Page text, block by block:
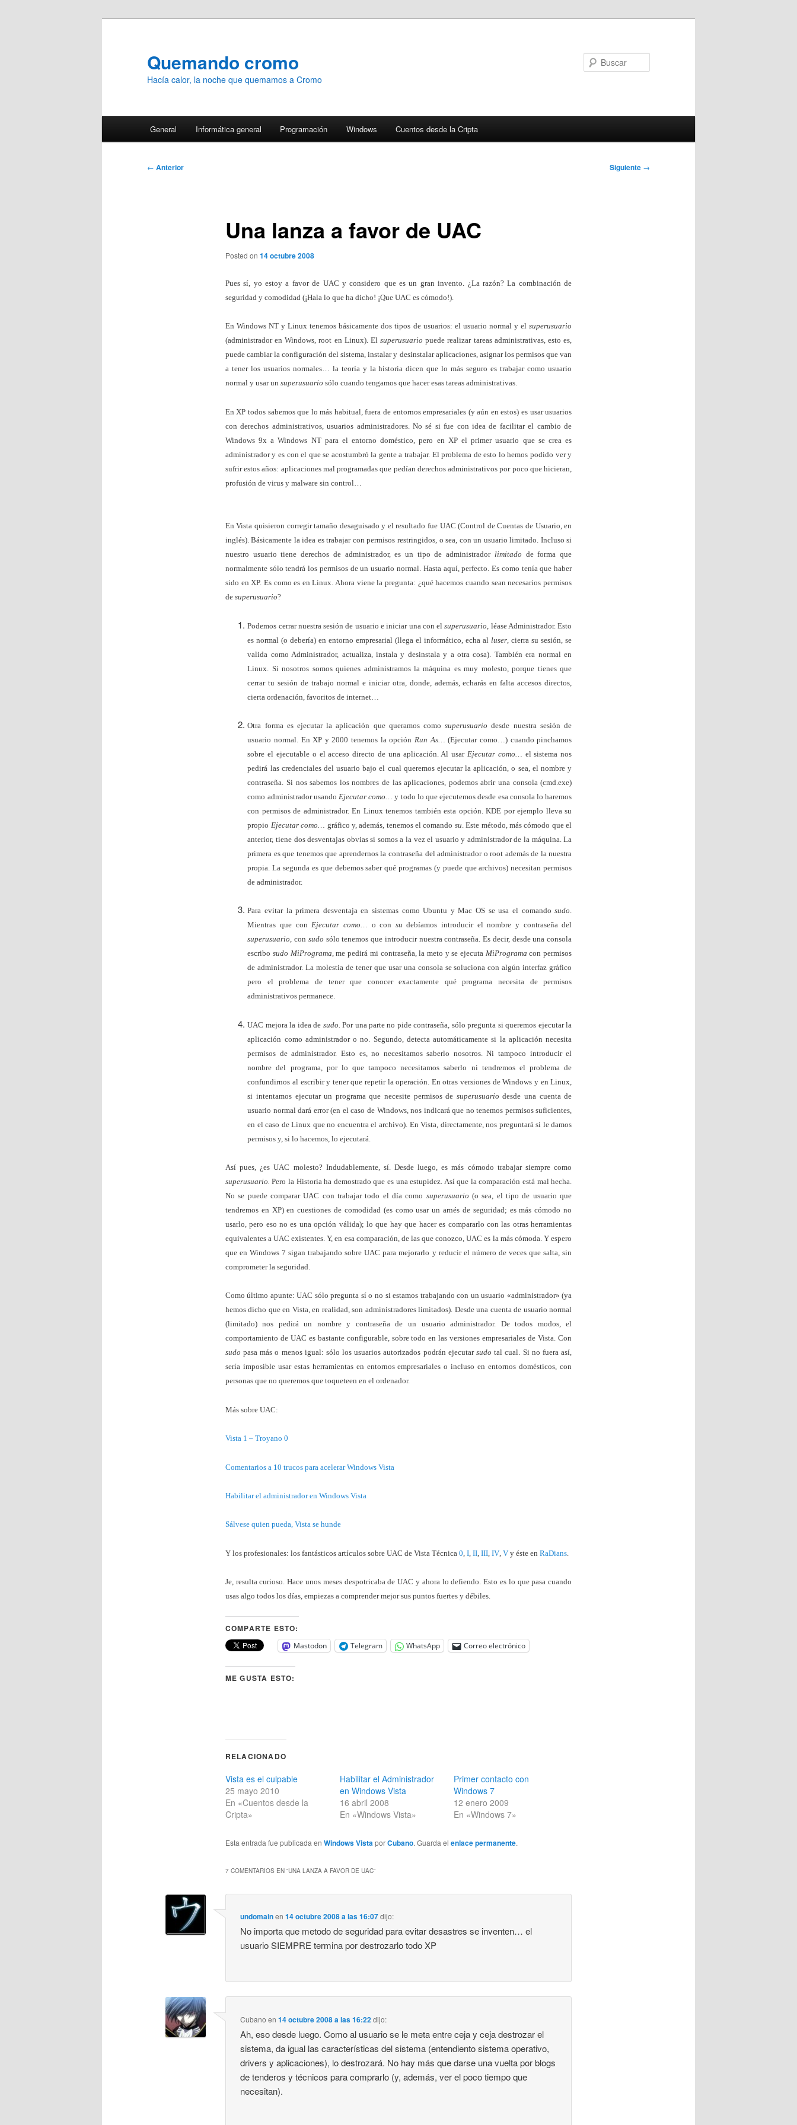
Quemando cromo
Hacía calor, la noche que quemamos a Cromo
General Informática general Programación Windows Cuentos desde la Cripta
Navegación
← Anterior Siguiente →
Una lanza a favor de UAC
Posted on 14 octubre 2008
Pues sí, yo estoy a favor de UAC y considero que es un gran invento. ¿La razón? La combinación de
seguridad y comodidad (¡Hala lo que ha dicho! ¡Que UAC es cómodo!).
En Windows NT y Linux tenemos básicamente dos tipos de usuarios: el usuario normal y elsuperusuario
(administrador en Windows, root en Linux). Elsuperusuario puede realizar tareas administrativas, esto es,
puede cambiar la configuración del sistema, instalar y desinstalar aplicaciones, asignar los permisos que van
a tener los usuarios normales… la teoría y la historia dicen que lo más seguro es trabajar como usuario
normal y usar un superusuario sólo cuando tengamos que hacer esas tareas administrativas.
En XP todos sabemos que lo más habitual, fuera de entornos empresariales (y aún en estos) es usar usuarios
con derechos administrativos, usuarios administradores. No sé si fue con idea de facilitar el cambio de
Windows 9x a Windows NT para el entorno doméstico, pero en XP el primer usuario que se crea es
administrador y es con el que se acostumbró la gente a trabajar. El problema de esto lo hemos podido ver y
sufrir estos años: aplicaciones mal programadas que pedían derechos administrativos por poco que hicieran,
profusión de virus y malware sin control…
En Vista quisieron corregir tamaño desaguisado y el resultado fue UAC (Control de Cuentas de Usuario, en
inglés). Básicamente la idea es trabajar con permisos restringidos, o sea, con un usuario limitado. Incluso si
nuestro usuario tiene derechos de administrador, es un tipo de administrador limitado de forma que
normalmente sólo tendrá los permisos de un usuario normal. Hasta aquí, perfecto. Es como tenía que haber
sido en XP. Es como es en Linux. Ahora viene la pregunta: ¿qué hacemos cuando sean necesarios permisos
de superusuario?
Podemos cerrar nuestra sesión de usuario e iniciar una con elsuperusuario , léase Administrador. Esto
es normal (o debería) en entorno empresarial (llega el informático, echa al luser , cierra su sesión, se
valida como Administrador, actualiza, instala y desinstala y a otra cosa). También era normal en
Linux. Si nosotros somos quienes administramos la máquina es muy molesto, porque tienes que
cerrar tu sesión de trabajo normal e iniciar otra, donde, además, echarás en falta accesos directos,
cierta ordenación, favoritos de internet…
Otra forma es ejecutar la aplicación que queramos comosuperusuario desde nuestra sesión de
usuario normal. En XP y 2000 tenemos la opción Run As…
(Ejecutar como…) cuando pinchamos
sobre el ejecutable o el acceso directo de una aplicación. Al usar Ejecutar como…
el sistema nos
pedirá las credenciales del usuario bajo el cual queremos ejecutar la aplicación, o sea, el nombre y
contraseña. Si nos sabemos los nombres de las aplicaciones, podemos abrir una consola (cmd.exe)
como administrador usando Ejecutar como…y todo lo que ejecutemos desde esa consola lo haremos
con permisos de administrador. En Linux tenemos también esta opción. KDE por ejemplo lleva su
propio Ejecutar como… gráfico y, además, tenemos el comando su . Este método, más cómodo que el
anterior, tiene dos desventajas obvias si somos a la vez el usuario y administrador de la máquina. La
primera es que tenemos que aprendernos la contraseña del administrador o root además de la nuestra
propia. La segunda es que debemos saber qué programas (y puede que archivos) necesitan permisos
de administrador.
Para evitar la primera desventaja en sistemas como Ubuntu y Mac OS se usa el comandosudo.
Mientras que conEjecutar como… o con su debíamos introducir el nombre y contraseña del
superusuario, con sudo sólo tenemos que introducir nuestra contraseña. Es decir, desde una consola
escribosudo MiPrograma, me pedirá mi contraseña, la meto y se ejecuta MiPrograma con permisos
de administrador. La molestia de tener que usar una consola se soluciona con algún interfaz gráfico
pero el problema de tener que conocer exactamente qué programa necesita de permisos
administrativos permanece.
UAC mejora la idea de sudo. Por una parte no pide contraseña, sólo pregunta si queremos ejecutar la
aplicación como administrador o no. Segundo, detecta automáticamente si la aplicación necesita
permisos de administrador. Esto es, no necesitamos saberlo nosotros. Ni tampoco introducir el
nombre del programa, por lo que tampoco necesitamos saberlo ni tendremos el problema de
confundirnos al escribir y tener que repetir la operación. En otras versiones de Windows y en Linux,
si intentamos ejecutar un programa que necesite permisos de superusuario desde una cuenta de
usuario normal dará error (en el caso de Windows, nos indicará que no tenemos permisos suficientes,
en el caso de Linux que no encuentra el archivo). En Vista, directamente, nos preguntará si le damos
permisos y, si lo hacemos, lo ejecutará.
Así pues, ¿es UAC molesto? Indudablemente, sí. Desde luego, es más cómodo trabajar siempre como
superusuario.Pero la Historia ha demostrado que es una estupidez. Así que la comparación está mal hecha.
No se puede comparar UAC con trabajar todo el día como superusuario (o sea, el tipo de usuario que
tendremos en XP) en cuestiones de comodidad (es como usar un arnés de seguridad; es más cómodo no
usarlo, pero eso no es una opción válida); lo que hay que hacer es compararlo con las otras herramientas
equivalentes a UAC existentes. Y, en esa comparación, de las que conozco, UAC es la más cómoda. Y espero
que en Windows 7 sigan trabajando sobre UAC para mejorarlo y reducir el número de veces que salta, sin
comprometer la seguridad.
Como último apunte: UAC sólo pregunta sí o no si estamos trabajando con un usuario «administrador» (ya
hemos dicho que en Vista, en realidad, son administradores limitados). Desde una cuenta de usuario normal
(limitado) nos pedirá un nombre y contraseña de un usuario administrador. De todos modos, el
comportamiento de UAC es bastante configurable, sobre todo en las versiones empresariales de Vista. Con
sudo pasa más o menos igual: sólo los usuarios autorizados podrán ejecutarsudo tal cual. Si no fuera así,
sería imposible usar estas herramientas en entornos empresariales o incluso en entornos domésticos, con
personas que no queremos que toqueteen en el ordenador.
Más sobre UAC:
Vista 1 – Troyano 0
Comentarios a 10 trucos para acelerar Windows Vista
Habilitar el administrador en Windows Vista
Sálvese quien pueda, Vista se hunde
Y los profesionales: los fantásticos artículos sobre UAC de Vista Técnica 0 I, II, III, IV, Vy éste en RaDians.
Je, resulta curioso. Hace unos meses despotricaba de UAC y ahora lo defiendo. Esto es lo que pasa cuando
usas algo todos los días, empiezas a comprender mejor sus puntos fuertes y débiles.
COMPARTE ESTO:
Mastodon Telegram WhatsApp Correo electrónico
ME GUSTA ESTO:
RELACIONADO
Vista es el culpable
25 mayo 2010
En «Cuentos desde la
Cripta»
Habilitar el Administrador
en Windows Vista
16 abril 2008
En «Windows Vista»
Primer contacto con
Windows 7
12 enero 2009
En «Windows 7»
Esta entrada fue publicada en Windows VistaporCubano. Guarda el enlace permanente.
7 COMENTARIOS EN “UNA LANZA A FAVOR DE UAC”
undomainen14 octubre 2008 a las 16:07dijo:
No importa que metodo de seguridad para evitar desastres se inventen… el
usuario SIEMPRE termina por destrozarlo todo XP
Cubano en14 octubre 2008 a las 16:22dijo:
Ah, eso desde luego. Como al usuario se le meta entre ceja y ceja destrozar el
sistema, da igual las características del sistema (entendiento sistema operativo,
drivers y aplicaciones), lo destrozará. No hay más que darse una vuelta por blogs
de tenderos y técnicos para comprarlo (y, además, ver el poco tiempo que
necesitan).